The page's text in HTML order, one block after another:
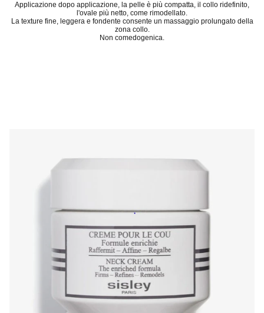
Applicazione dopo applicazione, la pelle è più compatta, il collo ridefinito,
l'ovale più netto, come rimodellato.
La texture fine, leggera e fondente consente un massaggio prolungato della
zona collo.
Non comedogenica.